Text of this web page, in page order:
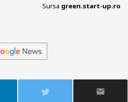
Sursa green.start-up.ro